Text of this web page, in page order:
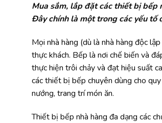
Mua sắm, lắp đặt các thiết bị bếp
Đây chính là một trong các yếu
Mọi nhà hàng (dù là nhà hàng độc
thực khách. Bếp là nơi chế biến và
thực hiện trôi chảy và đạt hiệu suất
các thiết bị bếp chuyên dùng cho
nướng, trang trí món ăn.
Thiết bị bếp nhà hàng đa dạng các